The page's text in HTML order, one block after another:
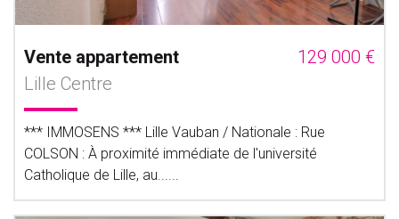
Vente appartement
129 000 €
Lille Centre
*** IMMOSENS *** Lille Vauban / Nationale : Rue
COLSON : À proximité immédiate de l'université
Catholique de Lille, au......